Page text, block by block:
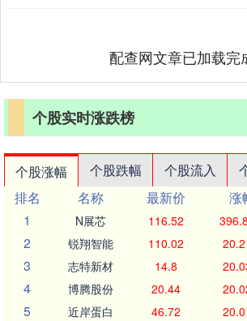
配查网文章已加载完
个股实时涨跌榜
个股涨幅 个股跌幅 个股流入
排名
名称 最新价 涨
1
N展芯 116.52
2 锐翔智能 110.02
3 志特新材 14.8
4 博腾股份 20.44
5 近岸蛋白 46.72